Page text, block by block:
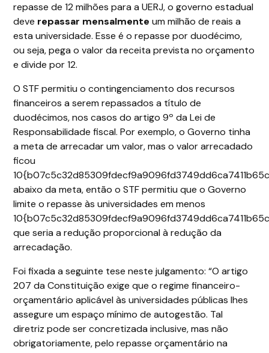
repasse de 12 milhões para a UERJ, o governo estadual
deve repassar mensalmente um milhão de reais a
esta universidade. Esse é o repasse por duodécimo,
ou seja, pega o valor da receita prevista no orçamento
e divide por 12.
O STF permitiu o contingenciamento dos recursos
financeiros a serem repassados a título de
duodécimos, nos casos do artigo 9º da Lei de
Responsabilidade fiscal. Por exemplo, o Governo tinha
a meta de arrecadar um valor, mas o valor arrecadado
ficou
abaixo da meta, então o STF permitiu que o Governo
limite o repasse às universidades em menos
que seria a redução proporcional à redução da
arrecadação.
Foi fixada a seguinte tese neste julgamento: “O artigo
207 da Constituição exige que o regime financeiro-
orçamentário aplicável às universidades públicas lhes
assegure um espaço mínimo de autogestão. Tal
diretriz pode ser concretizada inclusive, mas não
obrigatoriamente, pelo repasse orçamentário na